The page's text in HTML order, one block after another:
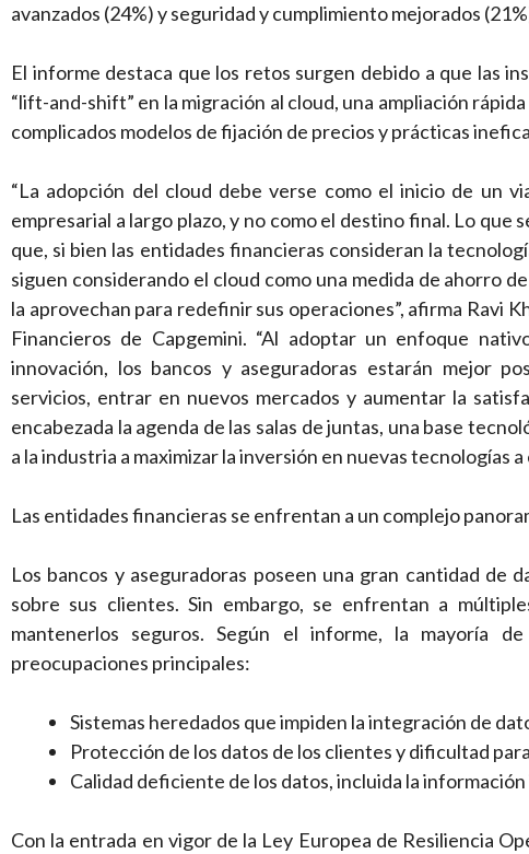
avanzados (24%) y seguridad y cumplimiento mejorados
El informe destaca que los retos surgen debido a que las
“lift-and-shift” en la migración al cloud, una ampliación
complicados modelos de fijación de precios y prácticas
“La adopción del cloud debe verse como el inicio de un
empresarial a largo plazo, y no como el destino final. Lo
que, si bien las entidades financieras consideran la
siguen considerando el cloud como una medida de ahorro
la aprovechan para redefinir sus operaciones”, afirma Ravi
Financieros de Capgemini. “Al adoptar un enfoque
innovación, los bancos y aseguradoras estarán mejor
servicios, entrar en nuevos mercados y aumentar la
encabezada la agenda de las salas de juntas, una base
a la industria a maximizar la inversión en nuevas tecnologías a
Las entidades financieras se enfrentan a un complejo
Los bancos y aseguradoras poseen una gran cantidad de
sobre sus clientes. Sin embargo, se enfrentan a
mantenerlos seguros. Según el informe, la mayoría
preocupaciones principales:
Sistemas heredados que impiden la integración de
Protección de los datos de los clientes y dificultad
Calidad deficiente de los datos, incluida la
Con la entrada en vigor de la Ley Europea de Resiliencia